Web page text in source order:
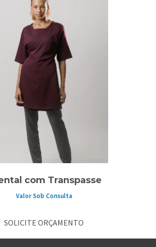
com Transpasse
Valor Sob Consulta
SOLICITE ORÇAMENTO